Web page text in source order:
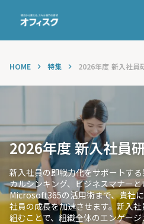
HOME keyboard_arrow_right 特集 keyboard_arrow_right 2026年度 新入社員
2026年度 新入社員
新入社員の即戦力化をサポートす
カルシンキング、ビジネスマナー
Microsoft365の活用術まで、貴社
社員の成長を加速させます。新入
組むことで、組織全体のエンゲー